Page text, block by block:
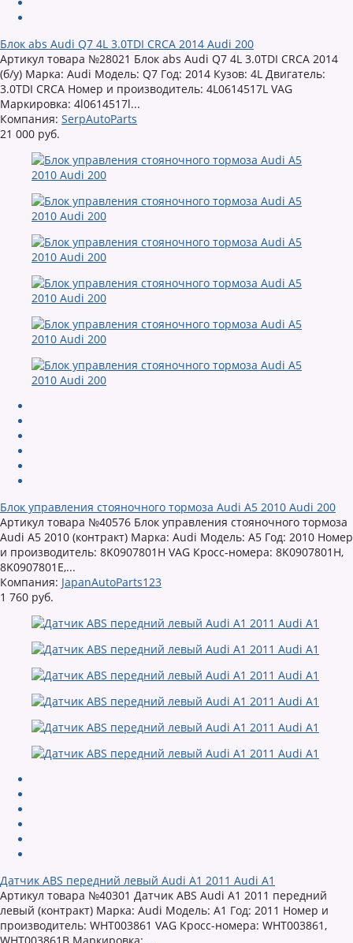
Блок abs Audi Q7 4L 3.0TDI CRCA 2014 Audi 200
Артикул товара №28021 Блок abs Audi Q7 4L 3.0TDI CRCA 2014
(б/у) Марка: Audi Модель: Q7 Год: 2014 Кузов: 4L Двигатель:
3.0TDI CRCA Номер и производитель: 4L0614517L VAG
Маркировка: 4l0614517l...
Компания: SerpAutoParts
21 000 руб.
Блок управления стояночного тормоза Audi A5 2010 Audi 200
Артикул товара №40576 Блок управления стояночного тормоза
Audi A5 2010 (контракт) Марка: Audi Модель: A5 Год: 2010 Номер
и производитель: 8K0907801H VAG Кросс-номера: 8K0907801H,
8K0907801E,...
Компания: JapanAutoParts123
1 760 руб.
Датчик ABS передний левый Audi A1 2011 Audi A1
Артикул товара №40301 Датчик ABS Audi A1 2011 передний
левый (контракт) Марка: Audi Модель: A1 Год: 2011 Номер и
производитель: WHT003861 VAG Кросс-номера: WHT003861,
WHT003861B Маркировка:...